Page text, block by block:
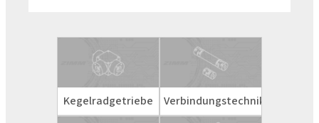
Kegelradgetriebe Verbindungstechnik